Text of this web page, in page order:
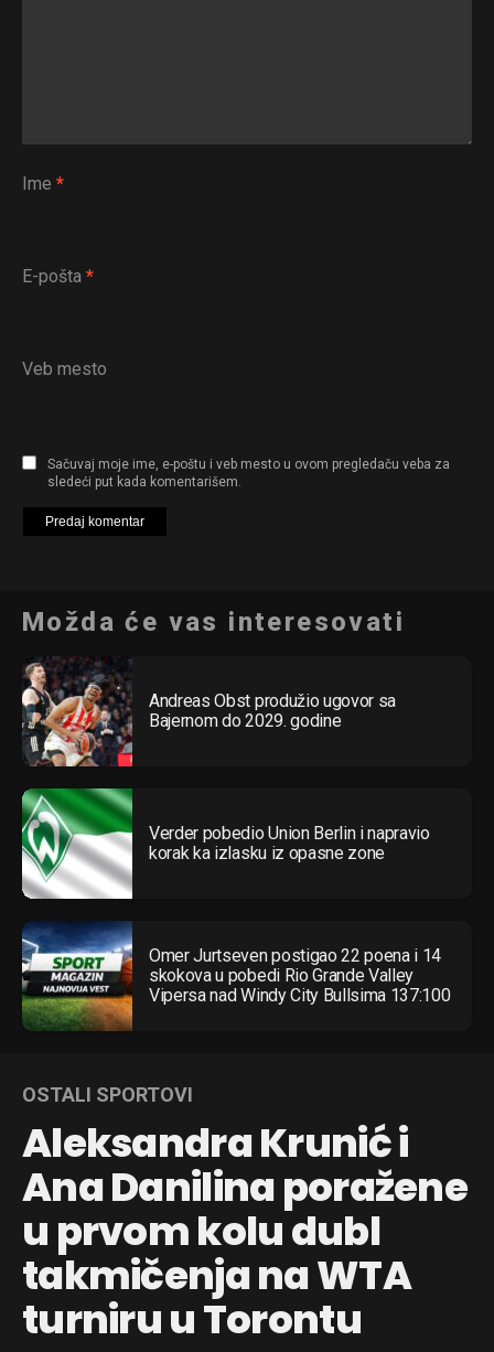
Ime *
E-pošta *
Veb mesto
Sačuvaj moje ime, e-poštu i veb mesto u ovom pregledaču veba za
sledeći put kada komentarišem.
Možda će vas interesovati
Andreas Obst produžio ugovor sa
Bajernom do 2029. godine
Verder pobedio Union Berlin i napravio
korak ka izlasku iz opasne zone
Omer Jurtseven postigao 22 poena i 14
skokova u pobedi Rio Grande Valley
Vipersa nad Windy City Bullsima 137:100
OSTALI SPORTOVI
Aleksandra Krunić i
Ana Danilina poražene
u prvom kolu dubl
takmičenja na WTA
turniru u Torontu